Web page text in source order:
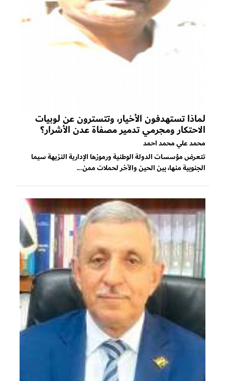
لماذا تستهدفون الأخيار، وتتسترون عن لوبيات
الاحتكار ومجرمي تدمير مصفاة عدن الأشرار؟
محمد علي محمد احمد
تتعرض مؤسسات الدولة الوطنية ورموزها الإدارية النزيهة سيما
الجنوبية منها، بين الحين والآخر لحملات ممن...